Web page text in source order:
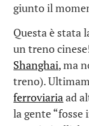
giunto il
Questa è stata
un treno
Shanghai, ma
treno).
ferroviaria ad
la gente